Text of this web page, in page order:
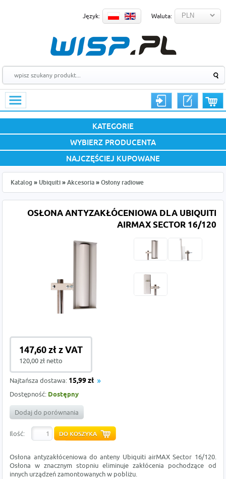
Język: Waluta:
KATEGORIE
WYBIERZ PRODUCENTA
NAJCZĘŚCIEJ KUPOWANE
Katalog » Ubiquiti » Akcesoria » Osłony radiowe
OSŁONA ANTYZAKŁÓCENIOWA DLA UBIQUITI
AIRMAX SECTOR 16/120
147,60 zł z VAT
120,00 zł netto
Najtańsza dostawa: 15,99 zł
Dostępność: Dostępny
Dodaj do porównania
Ilość:
Osłona antyzakłóceniowa do anteny Ubiquiti airMAX Sector 16/120.
Osłona w znacznym stopniu eliminuje zakłócenia pochodzące od
innych urządzeń zamontowanych w pobliżu.